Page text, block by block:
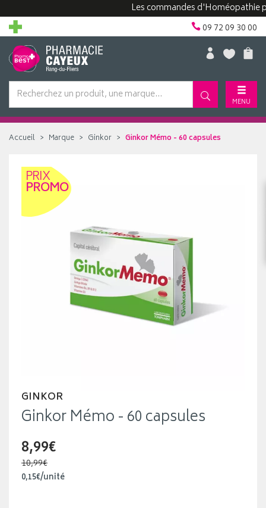
Les commandes d'Homéopathie
09 72 09 30 00
MENU
Accueil Marque Ginkor Ginkor Mémo - 60 capsules
PRIX
PROMO
GINKOR
Ginkor Mémo - 60 capsules
8,99€
10,99€
0,15€/unité